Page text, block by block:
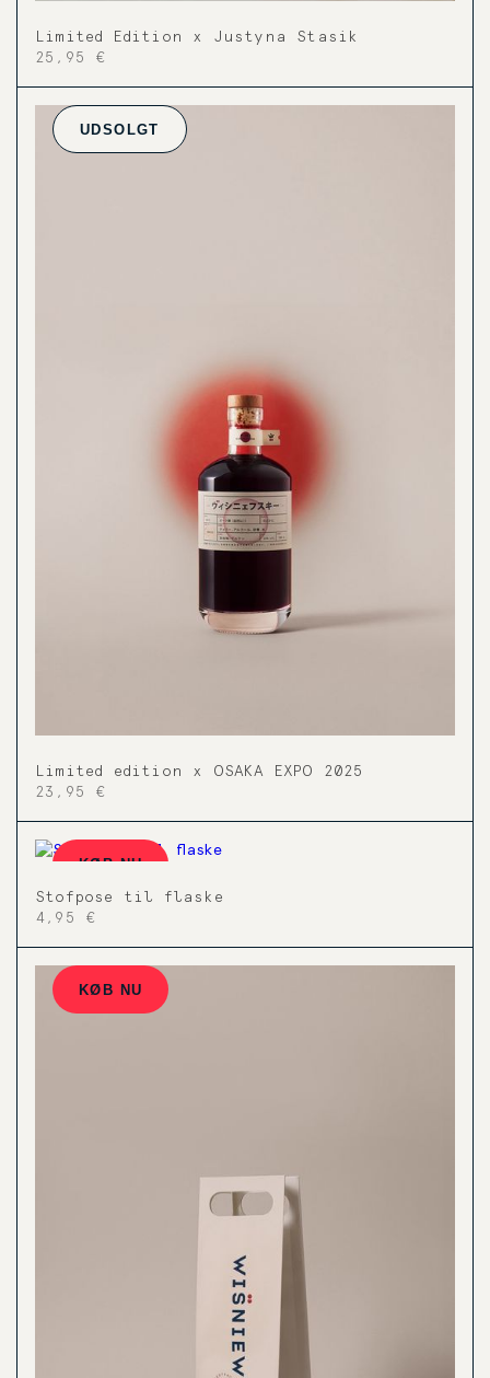
Limited Edition x Justyna Stasik
25,95 €
UDSOLGT
Limited edition x OSAKA EXPO 2025
23,95 €
KØB NU
Stofpose til flaske
4,95 €
KØB NU